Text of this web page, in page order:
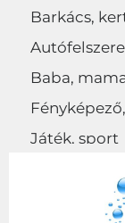
Barkács,
Baba,
Játék, sport